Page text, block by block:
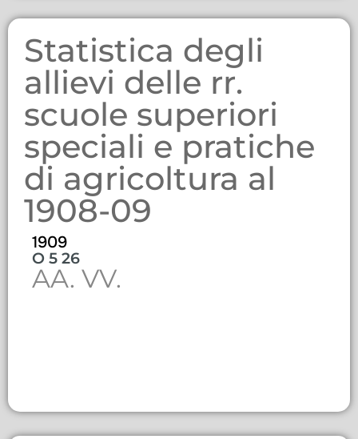
Statistica degli
allievi delle rr.
scuole superiori
speciali e pratiche
di agricoltura al
1908-09
1909
O 5 26
AA. VV.